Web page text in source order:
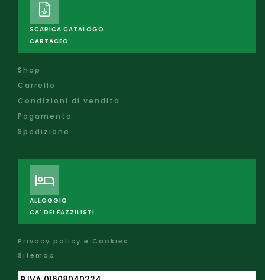
SCARICA CATALOGO
CARTACEO
Shop
Carrello
Condizioni di vendita
Pagamento
Spedizione
ALLOGGIO
CA' DEI FAZZILISTI
Privacy policy e Cookies
Sitemap